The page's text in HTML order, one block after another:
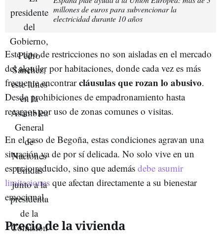
millones de euros para subvencionar la
electricidad durante 10 años
Este tipo de restricciones no son aisladas en el mercado
del alquiler por habitaciones, donde cada vez es más
frecuente encontrarcláusulas que rozan lo abusivo.
Desde prohibiciones de empadronamiento hasta
recargos por uso de zonas comunes o visitas.
En el caso de Begoña, estas condiciones agravan una
situación ya de por sí delicada. No solo vive en un
espacio reducido, sino que además debe asumir
limitaciones que afectan directamente a su bienestar
emocional.
Precio de la vivienda